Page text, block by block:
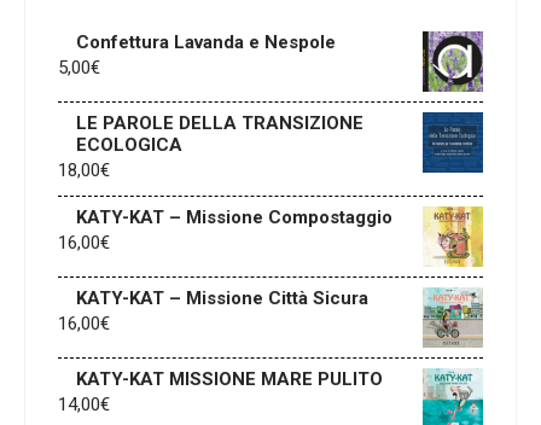
Confettura Lavanda e Nespole
5,00€
LE PAROLE DELLA TRANSIZIONE
ECOLOGICA
18,00€
KATY-KAT – Missione Compostaggio
16,00€
KATY-KAT – Missione Città Sicura
16,00€
KATY-KAT MISSIONE MARE PULITO
14,00€